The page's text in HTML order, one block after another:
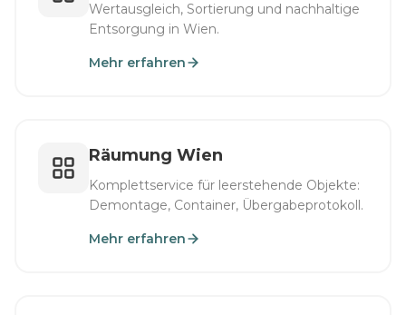
Wertausgleich, Sortierung und nachhaltige
Entsorgung in Wien.
Mehr erfahren
Räumung Wien
Komplettservice für leerstehende Objekte:
Demontage, Container, Übergabeprotokoll.
Mehr erfahren